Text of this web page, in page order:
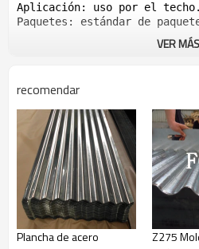
Aplicación: uso por el
VER MÁS
recomendar
Plancha de acero
Z275